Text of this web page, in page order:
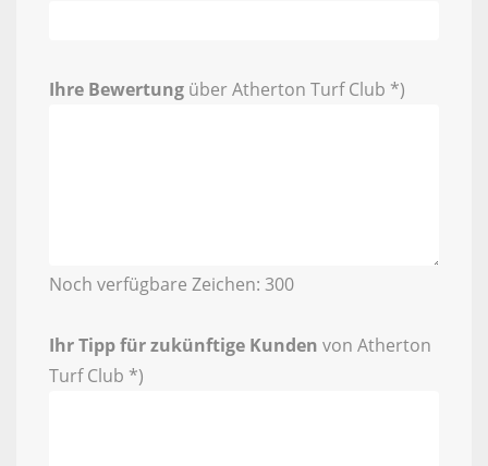
Ihre Bewertung über Atherton Turf Club *)
Noch verfügbare Zeichen: 300
Ihr Tipp für zukünftige Kunden von Atherton
Turf Club *)